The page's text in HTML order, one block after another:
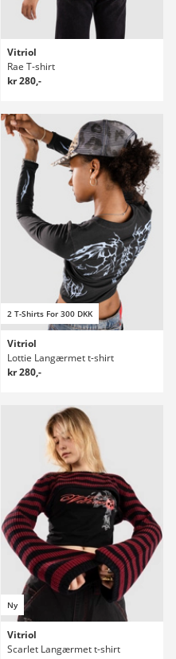
Vitriol
Rae T-shirt
kr 280,-
2 T-Shirts For 300 DKK
Vitriol
Lottie Langærmet t-shirt
kr 280,-
Ny
Vitriol
Scarlet Langærmet t-shirt